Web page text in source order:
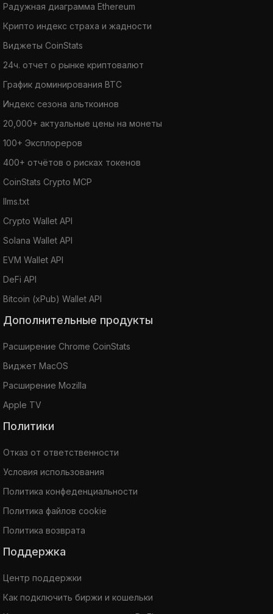
Радужная диаграмма Ethereum
Крипто индекс страха и жадности
Виджеты CoinStats
24ч. отчет о рынке криптовалют
График доминирования BTC
Индекс сезона альткоинов
20,000+ актуальные цены на монеты
100+ Эксплореров
400+ отчётов о рисках токенов
CoinStats Crypto MCP
llms.txt
Crypto Wallet API
Solana Wallet API
EVM Wallet API
DeFi API
Bitcoin (xPub) Wallet API
Дополнительные продукты
Расширение Chrome CoinStats
Виджет MacOS
Расширение Mozilla
Apple TV
Политики
Отказ от ответственности
Условия использования
Политика конфеденциальности
Политика файлов cookie
Политика возврата
Поддержка
Центр поддержки
Как подключить биржи и кошельки